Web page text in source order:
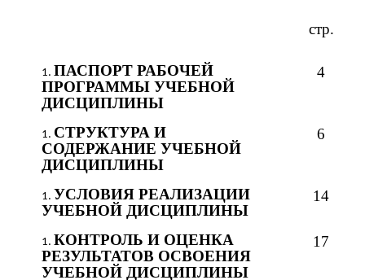
стр.
ПАСПОРТ РАБОЧЕЙ
ПРОГРАММЫ УЧЕБНОЙ
ДИСЦИПЛИНЫ
4
СТРУКТУРА И
СОДЕРЖАНИЕ УЧЕБНОЙ
ДИСЦИПЛИНЫ
6
УСЛОВИЯ РЕАЛИЗАЦИИ
УЧЕБНОЙ ДИСЦИПЛИНЫ
14
КОНТРОЛЬ И ОЦЕНКА
РЕЗУЛЬТАТОВ ОСВОЕНИЯ
УЧЕБНОЙ ДИСЦИПЛИНЫ
17